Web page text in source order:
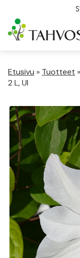
Etusivu » Tuotteet »
2 L, Ul